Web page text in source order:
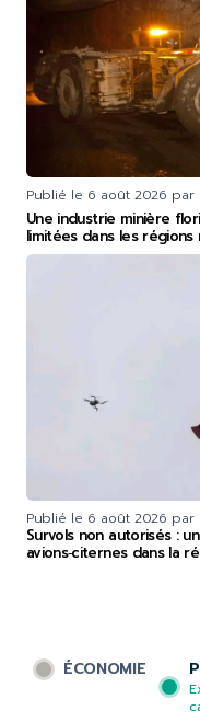
Publié le 6 août 2026 par
Une industrie minière
limitées dans les régions
Publié le 6 août 2026 par
Survols non autorisés :
avions‑citernes dans la
ÉCONOMIE